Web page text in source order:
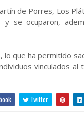
de Porres, Los
y se ocuparon,
que ha permitido
vinculados al
Twitter